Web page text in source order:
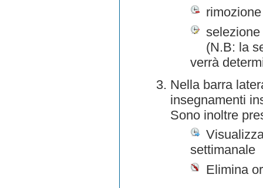
(N.B: la
verrà
Nella barra
insegnamenti
Sono inoltre
settimanale
Elimina